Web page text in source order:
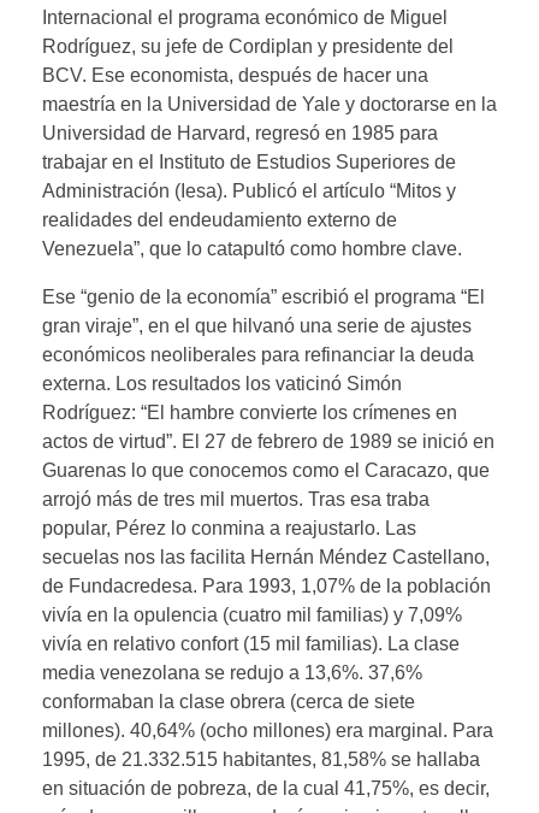
Internacional el programa económico de Miguel
Rodríguez, su jefe de Cordiplan y presidente del
BCV. Ese economista, después de hacer una
maestría en la Universidad de Yale y doctorarse en la
Universidad de Harvard, regresó en 1985 para
trabajar en el Instituto de Estudios Superiores de
Administración (Iesa). Publicó el artículo “Mitos y
realidades del endeudamiento externo de
Venezuela”, que lo catapultó como hombre clave.
Ese “genio de la economía” escribió el programa “El
gran viraje”, en el que hilvanó una serie de ajustes
económicos neoliberales para refinanciar la deuda
externa. Los resultados los vaticinó Simón
Rodríguez: “El hambre convierte los crímenes en
actos de virtud”. El 27 de febrero de 1989 se inició en
Guarenas lo que conocemos como el Caracazo, que
arrojó más de tres mil muertos. Tras esa traba
popular, Pérez lo conmina a reajustarlo. Las
secuelas nos las facilita Hernán Méndez Castellano,
de Fundacredesa. Para 1993, 1,07% de la población
vivía en la opulencia (cuatro mil familias) y 7,09%
vivía en relativo confort (15 mil familias). La clase
media venezolana se redujo a 13,6%. 37,6%
conformaban la clase obrera (cerca de siete
millones). 40,64% (ocho millones) era marginal. Para
1995, de 21.332.515 habitantes, 81,58% se hallaba
en situación de pobreza, de la cual 41,75%, es decir,